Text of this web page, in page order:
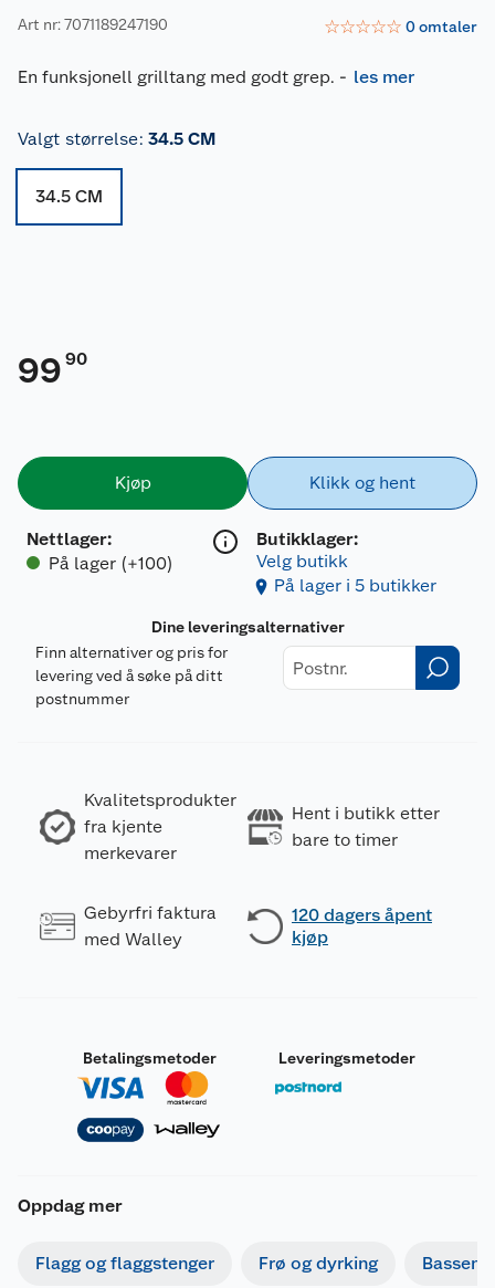
Art nr: 7071189247190 ☆☆☆☆☆ 0omtaler
En funksjonell grilltang med godt grep. - les mer
Valgt størrelse: 34.5 CM
34.5 CM
99 90
Kjøp
Nettlager:
På lager (+100)
Klikk og hent
Butikklager:
Velg butikk
På lager i 5 butikker
Dine leveringsalternativer
Finn alternativer og pris for
levering ved å søke på ditt
postnummer
Kvalitetsprodukter
fra kjente
merkevarer
Hent i butikk etter
bare to timer
Gebyrfri faktura
med Walley
120 dagers åpent
kjøp
Betalingsmetoder Leveringsmetoder
Oppdag mer
Flagg og flaggstenger Frø og dyrking Basseng